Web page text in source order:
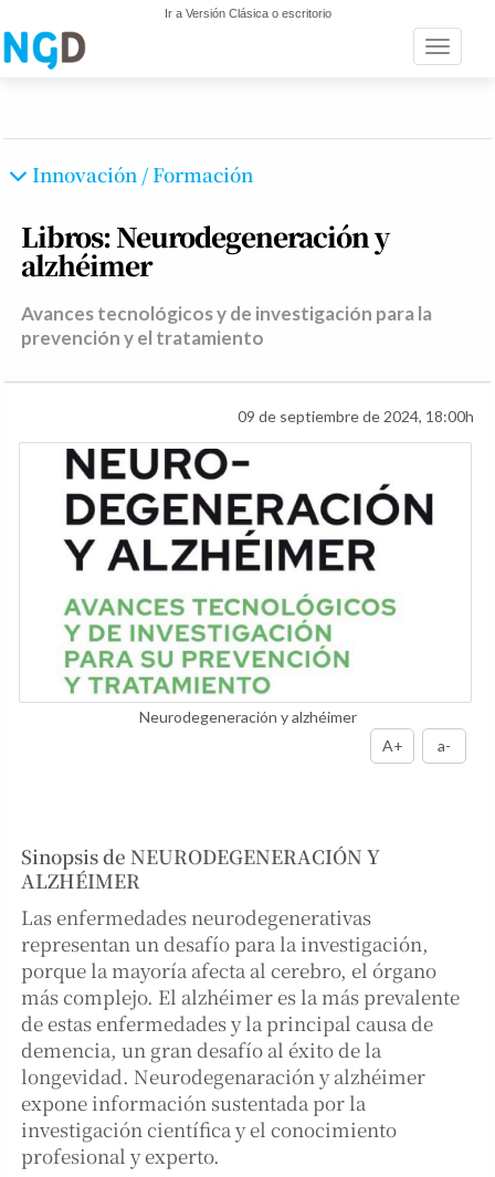
Ir a Versión Clásica o escritorio
Toggle
Innovación / Formación
Libros: Neurodegeneración y
alzhéimer
Avances tecnológicos y de investigación para la
prevención y el tratamiento
09 de septiembre de 2024, 18:00h
Neurodegeneración y alzhéimer
A+
a-
Sinopsis de NEURODEGENERACIÓN Y
ALZHÉIMER
Las enfermedades neurodegenerativas
representan un desafío para la investigación,
porque la mayoría afecta al cerebro, el órgano
más complejo. El alzhéimer es la más prevalente
de estas enfermedades y la principal causa de
demencia, un gran desafío al éxito de la
longevidad. Neurodegenaración y alzhéimer
expone información sustentada por la
investigación científica y el conocimiento
profesional y experto.